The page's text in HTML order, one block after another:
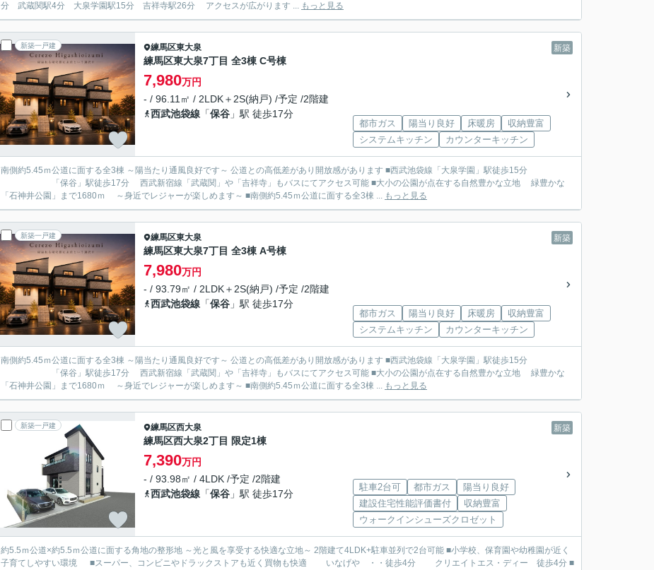
分 武蔵関駅4分 大泉学園駅15分 吉祥寺駅26分 アクセスが広がります ... もっと見る
新築一戸建 新築
練馬区東大泉
練馬区東大泉7丁目 全3棟 C号棟
7,980万円
- / 96.11㎡ / 2LDK＋2S(納戸) /予定 /2階建
西武池袋線 「保谷 」駅 徒歩17分
都市ガス 陽当り良好 床暖房
収納豊富
システムキッチン
カウンターキッチン
南側約5.45ｍ公道に面する全3棟 ～陽当たり通風良好です～ 公道との高低差があり開放感があります ■西武池袋線「大泉学園」駅徒歩15分
「保谷」駅徒歩17分 西武新宿線「武蔵関」や「吉祥寺」もバスにてアクセス可能 ■大小の公園が点在する自然豊かな立地 緑豊かな
「石神井公園」まで1680ｍ ～身近でレジャーが楽しめます～ ■南側約5.45ｍ公道に面する全3棟 ... もっと見る
新築一戸建 新築
練馬区東大泉
練馬区東大泉7丁目 全3棟 A号棟
7,980万円
- / 93.79㎡ / 2LDK＋2S(納戸) /予定 /2階建
西武池袋線 「保谷 」駅 徒歩17分
都市ガス 陽当り良好 床暖房
収納豊富
システムキッチン
カウンターキッチン
南側約5.45ｍ公道に面する全3棟 ～陽当たり通風良好です～ 公道との高低差があり開放感があります ■西武池袋線「大泉学園」駅徒歩15分
「保谷」駅徒歩17分 西武新宿線「武蔵関」や「吉祥寺」もバスにてアクセス可能 ■大小の公園が点在する自然豊かな立地 緑豊かな
「石神井公園」まで1680ｍ ～身近でレジャーが楽しめます～ ■南側約5.45ｍ公道に面する全3棟 ... もっと見る
新築一戸建 新築
練馬区西大泉
練馬区西大泉2丁目 限定1棟
7,390万円
- / 93.98㎡ / 4LDK /予定 /2階建
西武池袋線 「保谷 」駅 徒歩17分
駐車2台可 都市ガス
陽当り良好
建設住宅性能評価書付
収納豊富
ウォークインシューズクロゼット
約5.5ｍ公道×約5.5ｍ公道に面する角地の整形地 ～光と風を享受する快適な立地～ 2階建て4LDK+駐車並列で2台可能 ■小学校、保育園や幼稚園が近く
子育てしやすい環境 ■スーパー、コンビニやドラックストアも近く買物も快適 いなげや ・・徒歩4分 クリエイトエス・ディー 徒歩4分 ■